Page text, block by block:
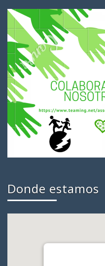
Donde estamos